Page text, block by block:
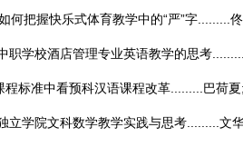
何把握快乐式体育教学中的“严”字.........
职学校酒店管理专业英语教学的思考.........
程标准中看预科汉语课程改革......... 巴荷
立学院文科数学教学实践与思考......... 文